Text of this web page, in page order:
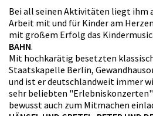
Bei all seinen Aktivitäten liegt ihm
Arbeit mit und für Kinder am
mit großem Erfolg das
BAHN.
Mit hochkarätig besetzten
Staatskapelle Berlin,
und ist er deutschlandweit immer
sehr beliebten
bewusst auch zum Mitmachen